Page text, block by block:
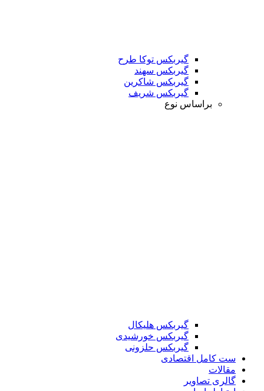
گیربکس توکا طرح
گیربکس سهند
گیربکس شاکرین
گیربکس شریف
براساس نوع
گیربکس هلیکال
گیربکس خورشیدی
گیربکس حلزونی
ست کامل اقتصادی
مقالات
گالری تصاویر